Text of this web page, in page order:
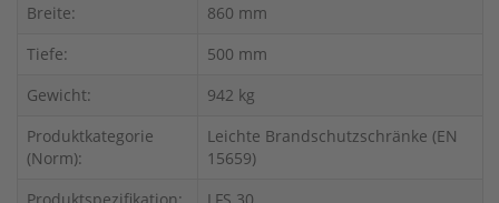
Breite:
860 mm
Tiefe:
500 mm
Gewicht:
942 kg
Produktkategorie
(Norm):
Leichte Brandschutzschränke (EN
15659)